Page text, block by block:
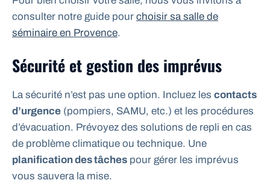
consulter notre guide pour choisir sa salle de
séminaire en Provence.
Sécurité et gestion des imprévus
La sécurité n’est pas une option. Incluez les contacts
d’urgence (pompiers, SAMU, etc.) et les procédures
d’évacuation. Prévoyez des solutions de repli en cas
de problème climatique ou technique. Une
planification des tâches pour gérer les imprévus
vous sauvera la mise.